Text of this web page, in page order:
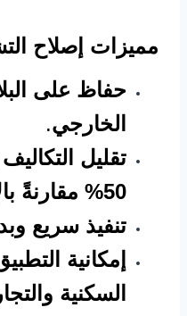
مميزات إصلاح
حفاظ على
الخارجي.
تقليل
50% مقارنةً بالإصلاح التقليدي
تنفيذ سريع
إمكانية
السكنية